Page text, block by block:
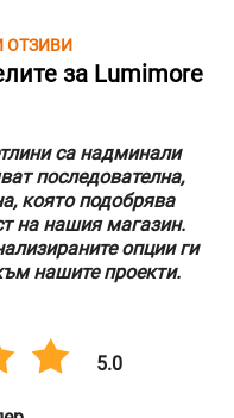
ОТЗИВИ
за Lumimore
са надминали
последователна,
която подобрява
на нашия магазин.
опции ги
нашите проекти.
5.0